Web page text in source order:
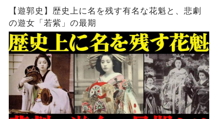
【遊郭史】歴史上に名を残す有名な花魁と、悲劇
の遊女「若紫」の最期